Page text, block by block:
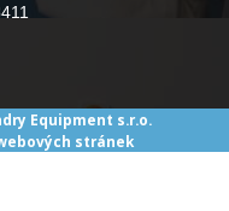
Equipment s.r.o.
stránek